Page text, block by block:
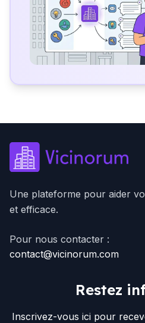
Une plateforme pour aider
et efficace.
Pour nous contacter :
contact@vicinorum.com
Restez
Inscrivez-vous ici pour